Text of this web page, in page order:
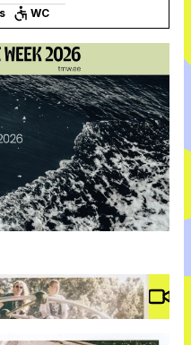
WC